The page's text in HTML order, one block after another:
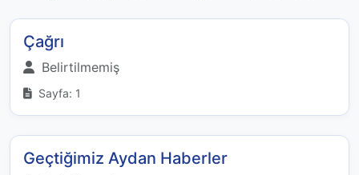
Çağrı
Belirtilmemiş
Sayfa: 1
Geçtiğimiz Aydan Haberler